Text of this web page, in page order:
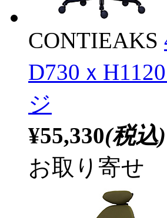
CONTIEAKS
D730ｘ
ジ
¥55,330(税込)
お取り寄せ